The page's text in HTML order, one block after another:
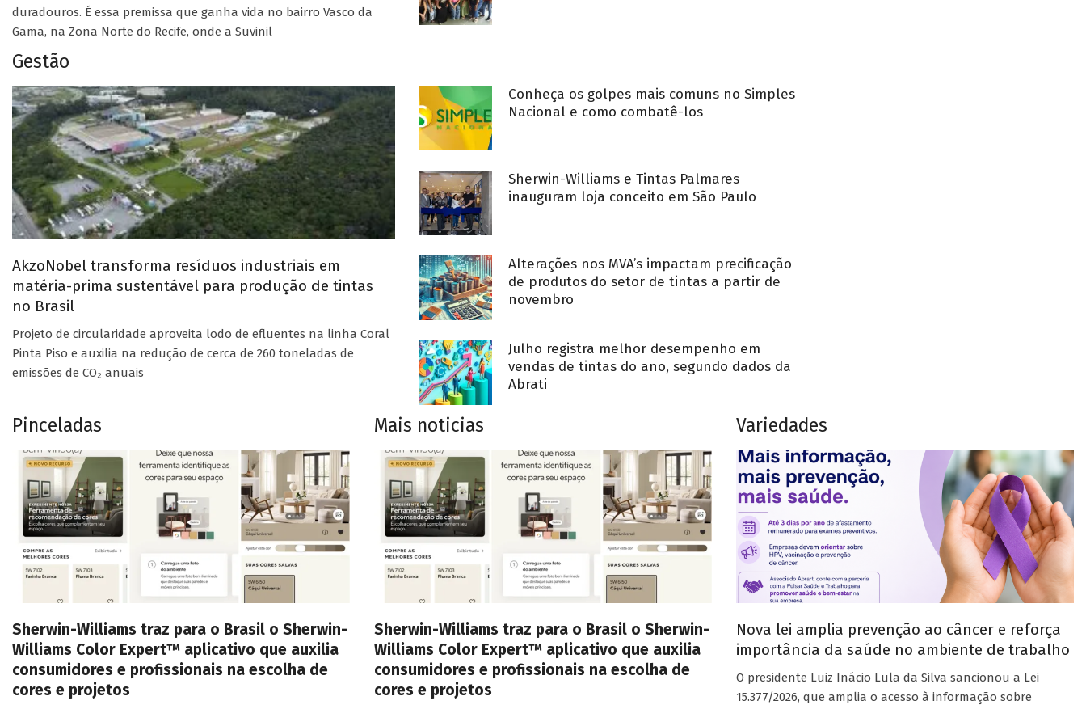
duradouros. É essa premissa que ganha vida no bairro Vasco da
Gama, na Zona Norte do Recife, onde a Suvinil
Gestão
AkzoNobel transforma resíduos industriais em
matéria-prima sustentável para produção de tintas
no Brasil
Projeto de circularidade aproveita lodo de efluentes na linha Coral
Pinta Piso e auxilia na redução de cerca de 260 toneladas de
emissões de CO₂ anuais
Conheça os golpes mais comuns no Simples
Nacional e como combatê-los
Sherwin-Williams e Tintas Palmares
inauguram loja conceito em São Paulo
Alterações nos MVA’s impactam precificação
de produtos do setor de tintas a partir de
novembro
Julho registra melhor desempenho em
vendas de tintas do ano, segundo dados da
Abrati
Pinceladas
Sherwin-Williams traz para o Brasil o Sherwin-
Williams Color Expert™ aplicativo que auxilia
consumidores e profissionais na escolha de
cores e projetos
Mais noticias
Sherwin-Williams traz para o Brasil o Sherwin-
Williams Color Expert™ aplicativo que auxilia
consumidores e profissionais na escolha de
cores e projetos
Variedades
Nova lei amplia prevenção ao câncer e reforça
importância da saúde no ambiente de trabalho
O presidente Luiz Inácio Lula da Silva sancionou a Lei
15.377/2026, que amplia o acesso à informação sobre